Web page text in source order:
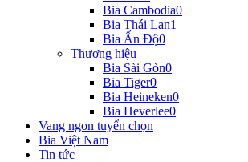
Bia Cambodia0
Bia Thái Lan1
Bia Ấn Độ0
Thương hiệu
Bia Sài Gòn0
Bia Tiger0
Bia Heineken0
Bia Heverlee0
Vang ngon tuyển chọn
Bia Việt Nam
Tin tức